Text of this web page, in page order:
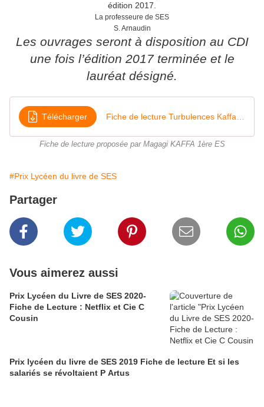
édition 2017.
La professeure de SES
S. Arnaudin
Les ouvrages seront à disposition au CDI
une fois l’édition 2017 terminée et le
lauréat désigné.
Télécharger
Fiche de lecture proposée par Magagi KAFFA 1ère ES
#Prix Lycéen du livre de SES
Partager
Vous aimerez aussi
Prix Lycéen du Livre de SES 2020-
Fiche de Lecture : Netflix et Cie C
Cousin
Prix lycéen du livre de SES 2019 Fiche de lecture Et si les
salariés se révoltaient P Artus